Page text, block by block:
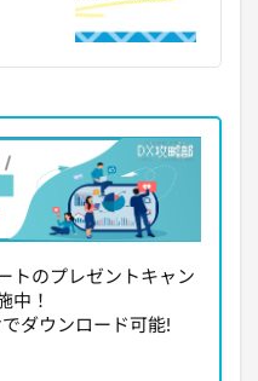
トのプレゼントキャン
中！
ダウンロード可能!